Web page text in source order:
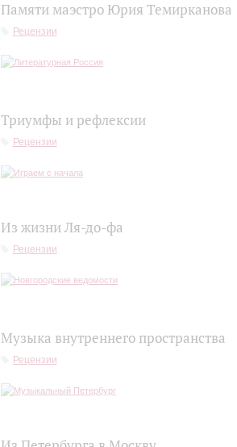
Памяти маэстро Юрия Темирканова
Рецензии
Триумфы и рефлексии
Рецензии
Из жизни Ля-до-фа
Рецензии
Музыка внутреннего пространства
Рецензии